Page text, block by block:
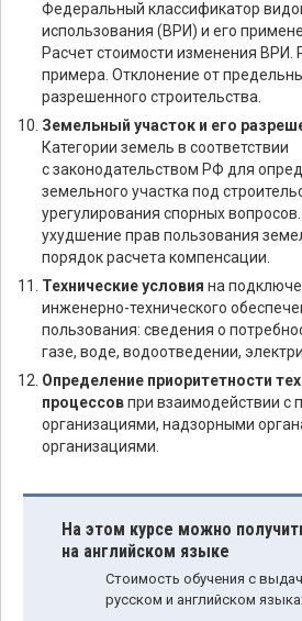
Федеральный классификатор
использования (ВРИ) и его
Расчет стоимости изменения ВРИ.
примера. Отклонение от
разрешенного строительства.
Земельный участок и его
Категории земель в соответствии
с законодательством РФ для
земельного участка под
урегулирования спорных
ухудшение прав пользования
порядок расчета компенсации.
Технические условия на
инженерно-технического
пользования: сведения о
газе, воде, водоотведении,
Определение приоритетности
процессовпри взаимодействии с
организациями, надзорными
организациями.
На этом курсе можно
на английском языке
Стоимость обучения с
русском и английском